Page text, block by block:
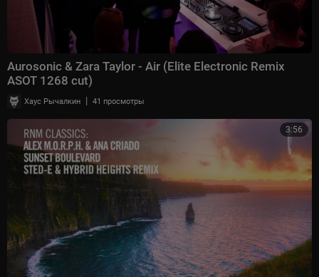
Aurosonic & Zara Taylor - Air (Elite Electronic Remix
ASOT 1268 cut)
Хаус Рычалкин | 41 просмотры
3:56